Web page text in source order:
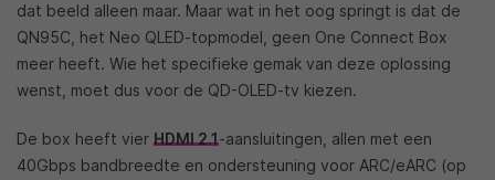
dat beeld alleen maar. Maar wat in het oog springt is dat de
QN95C, het Neo QLED-topmodel, geen One Connect Box
meer heeft. Wie het specifieke gemak van deze oplossing
wenst, moet dus voor de QD-OLED-tv kiezen.
De box heeft vier HDMI 2.1-aansluitingen, allen met een
40Gbps bandbreedte en ondersteuning voor ARC/eARC (op